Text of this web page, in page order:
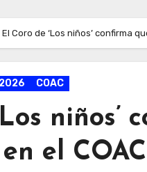
El Coro de ‘Los niños’ confirma
COAC
niños’
el